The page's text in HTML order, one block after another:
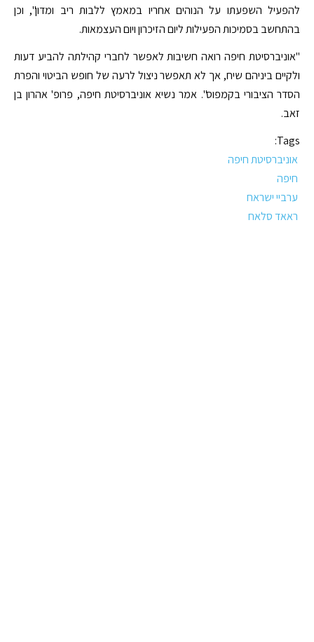
להפעיל השפעתו על הנוהים אחריו במאמץ ללבות ריב ומדון", וכן
בהתחשב בסמיכות הפעילות ליום הזיכרון ויום העצמאות.
"אוניברסיטת חיפה רואה חשיבות לאפשר לחברי קהילתה להביע דעות
ולקיים ביניהם שיח, אך לא תאפשר ניצול לרעה של חופש הביטוי והפרת
הסדר הציבורי בקמפוס". אמר נשיא אוניברסיטת חיפה, פרופ' אהרון בן
זאב.
Tags:
אוניברסיטת חיפה
חיפה
ערביי ישראח
ראאד סלאח